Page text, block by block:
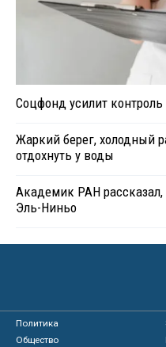
Соцфонд усилит
Жаркий берег, холодный
отдохнуть у воды
Академик РАН
Эль-Ниньо
Политика
Общество